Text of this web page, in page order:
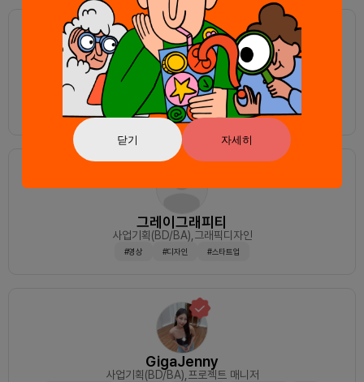
닫기 자세히
olion
안드로이드,크로스플랫폼
#flutter # 스타트업 # 크로스플랫폼 # android
그레이그래피티
사업기획(BD/BA) ,그래픽디자인
#영상 #디자인 #스타트업
GigaJenny
사업기획(BD/BA) ,프로젝트 매니저